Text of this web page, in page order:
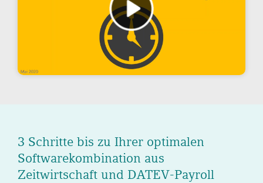
3 Schritte bis zu Ihrer optimalen
Softwarekombination aus
Zeitwirtschaft und DATEV-Payroll